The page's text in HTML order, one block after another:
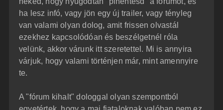
ha lesz infó, vagy jön egy új trailer, vagy tényleg
van valami olyan dolog, amit frissen olvastál
ezekhez kapcsolódóan és beszélgetnél róla
velünk, akkor várunk itt szeretettel. Mi is annyira
várjuk, hogy valami történjen már, mint amennyire
te.
A "fórum kihalt" dologgal olyan szempontból